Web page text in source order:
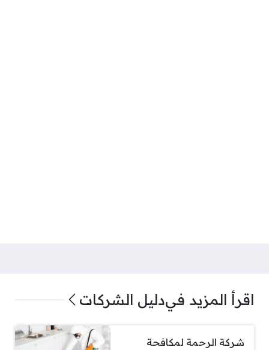
اقرأ المزيد فيدليل الشركات
شركة الرحمة لمكافحة